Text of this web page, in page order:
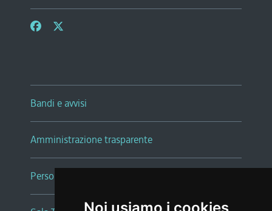
Bandi e avvisi
Amministrazione trasparente
Persone e Uffici